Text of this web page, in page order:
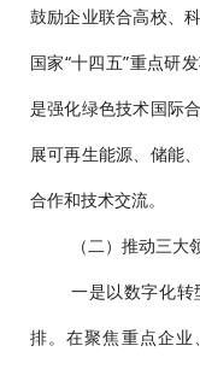
鼓励企业联合高校、
国家“十四五”重点研
是强化绿色技术国际
展可再生能源、储能
合作和技术交流。
（二）推动三
一是以数字化
排。在聚焦重点企